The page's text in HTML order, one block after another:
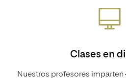
Clases en
Nuestros profesores imparten